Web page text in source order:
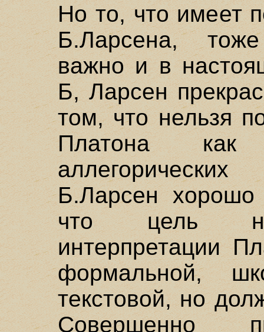
Но то, что имеет
Б.Ларсена,
важно и в
Б, Ларсен
том, что нельзя
Платона как
Б.Ларсен
что цель
интерпретации
формальной,
текстовой, но
Совершенно